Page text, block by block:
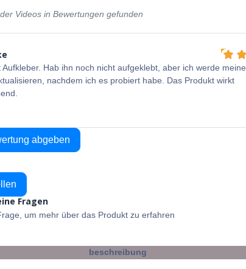
Videos in Bewertungen gefunden
Aufkleber. Hab ihn noch nicht aufgeklebt, aber ich werde meine
nachdem ich es probiert habe. Das Produkt wirkt
abgeben
Fragen
um mehr über das Produkt zu erfahren
beschreibung